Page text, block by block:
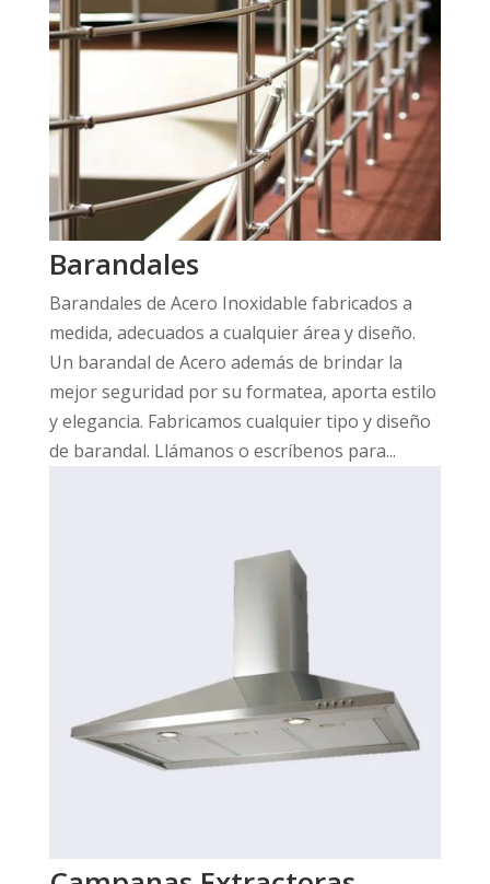
Barandales
Barandales de Acero Inoxidable fabricados a
medida, adecuados a cualquier área y diseño.
Un barandal de Acero además de brindar la
mejor seguridad por su formatea, aporta estilo
y elegancia. Fabricamos cualquier tipo y diseño
de barandal. Llámanos o escríbenos para...